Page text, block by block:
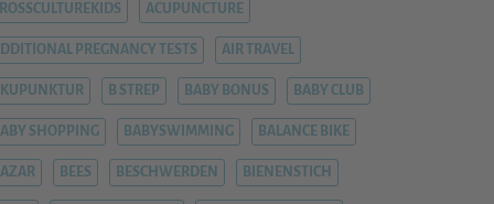
ACUPUNCTURE
PREGNANCY TESTS AIR TRAVEL
B STREP BABY BONUS BABY CLUB
SHOPPING BABYSWIMMING BALANCE BIKE
BEES BESCHWERDEN BIENENSTICH